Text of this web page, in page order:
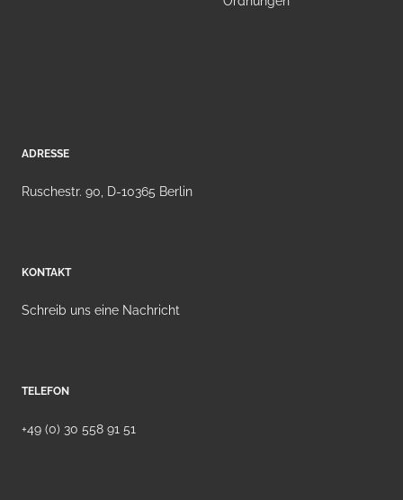
ADRESSE
Ruschestr. 90, D-10365 Berlin
KONTAKT
Schreib uns eine Nachricht
TELEFON
+49 (0) 30 558 91 51